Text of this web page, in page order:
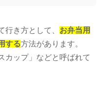
行き方として、 お弁当用
する方法があります。
カップ」などと呼ばれて